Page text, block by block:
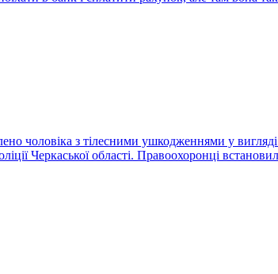
чоловіка з тілесними ушкодженнями у
Черкаської області. Правоохоронці